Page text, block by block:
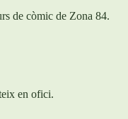
de còmic de Zona 84.
en ofici.